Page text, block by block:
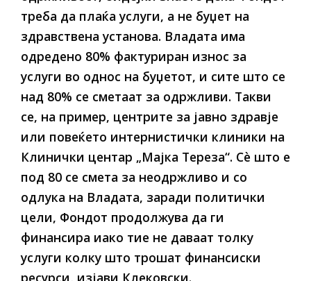
треба да плаќа услуги, а не буџет на
здравствена установа. Владата има
одредено 80% фактуриран износ за
услуги во однос на буџетот, и сите што се
над 80% се сметаат за одржливи. Такви
се, на пример, центрите за јавно здравје
или повеќето интернистички клиники на
Клинички центар „Мајка Тереза“. Сè што е
под 80 се смета за неодржливо и со
одлука на Владата, заради политички
цели, Фондот продолжува да ги
финансира иако тие не даваат толку
услуги колку што трошат финансиски
ресурси, изјави Клековски.